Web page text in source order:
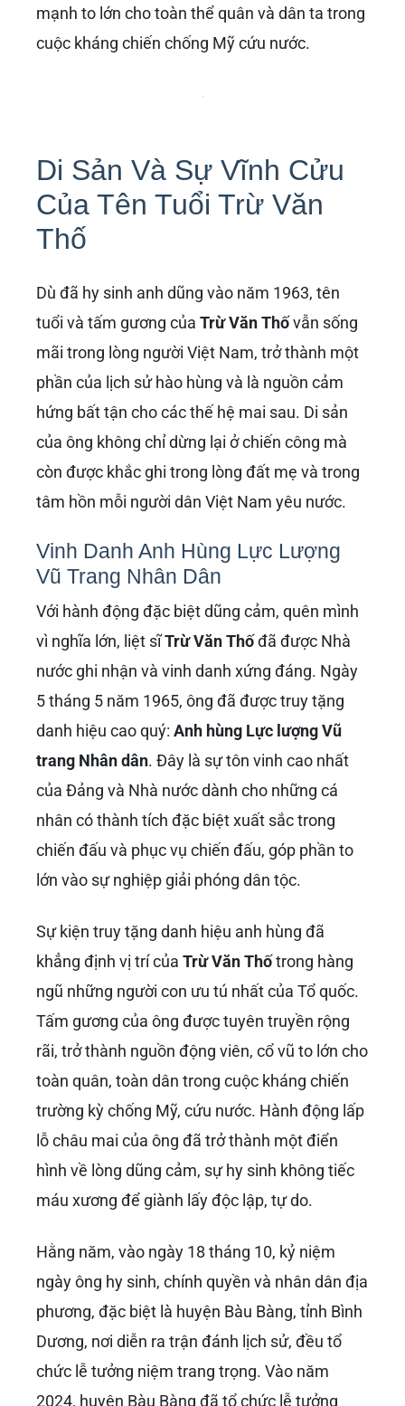
mạnh to lớn cho toàn thể quân và dân ta trong
cuộc kháng chiến chống Mỹ cứu nước.
Di Sản Và Sự Vĩnh Cửu
Của Tên Tuổi Trừ Văn
Thố
Dù đã hy sinh anh dũng vào năm 1963, tên
tuổi và tấm gương của
vẫn sống
mãi trong lòng người Việt Nam, trở thành một
hứng bất tận cho các thế hệ mai sau. Di sản
của ông không chỉ dừng lại ở chiến công mà
còn được khắc ghi trong lòng đất mẹ và trong
tâm hồn mỗi người dân Việt Nam yêu nước.
Vinh Danh Anh Hùng Lực Lượng